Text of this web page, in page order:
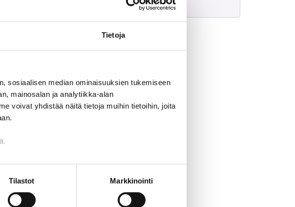
Tietoja
sosiaalisen median ominaisuuksien tukemiseen
mainosalan ja analytiikka-alan
voivat yhdistää näitä tietoja muihin tietoihin, joita
Tilastot Markkinointi
tuntemusta,